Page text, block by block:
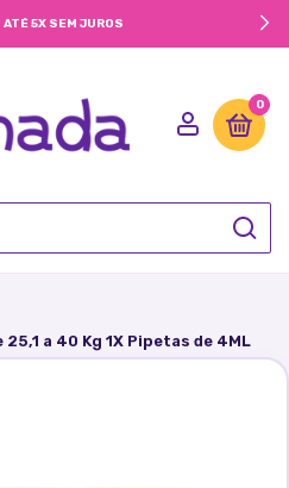
ATÉ 5X SEM JUROS
0
a 40 Kg 1X Pipetas de 4ML